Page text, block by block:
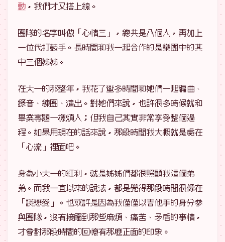
動 ，我們才又搭上線。
團隊的名字叫做「心情三」，總共是八個人，再加上
一位代打鼓手。長時間和我一起合作的是樂團中的其
中三個姊姊。
在大一的那整年，我花了蠻多時間和她們一起編曲、
錄音、練團、演出。對她們來說，也許很多時候就和
畢業專題一樣煩人；但我自己其實非常享受整個過
程。如果用現在的話來說，那段時間我大概就是處在
「心流」裡面吧。
身為小大一的紅利，就是姊姊們都很照顧我這個弟
弟。而我一直以來的說法，都是覺得那段時間很像在
「談戀愛」。也或許是因為我僅僅以吉他手的身分參
與團隊，沒有接觸到那些麻煩、痛苦、矛盾的事情，
才會對那段時間的回憶有那麼正面的印象。